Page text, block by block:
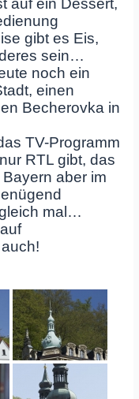
auf ein Dessert,
gibt es Eis,
sein…
noch ein
einen
Becherovka in
TV-Programm
RTL gibt, das
aber im
mal…